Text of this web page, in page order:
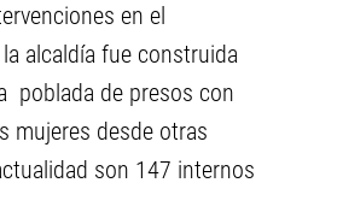
en el
alcaldía fue construida
poblada de presos con
mujeres desde otras
son 147 internos